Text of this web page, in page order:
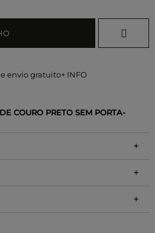
envio gratuito+ INFO
COURO PRETO SEM PORTA-
+
+
+